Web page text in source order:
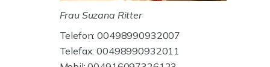
Frau Suzana Ritter
Telefon: 00498990932007
Telefax: 00498990932011